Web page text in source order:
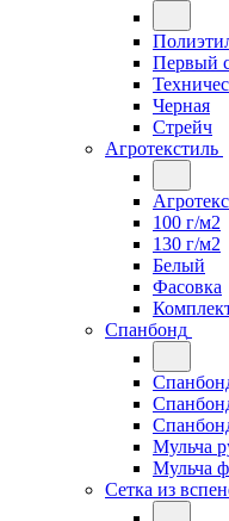
Первый
Черная
Стрейч
Агротекстиль
100 г/м2
130 г/м2
Белый
Фасовка
Спанбонд
Мульча
Мульча
Сетка из